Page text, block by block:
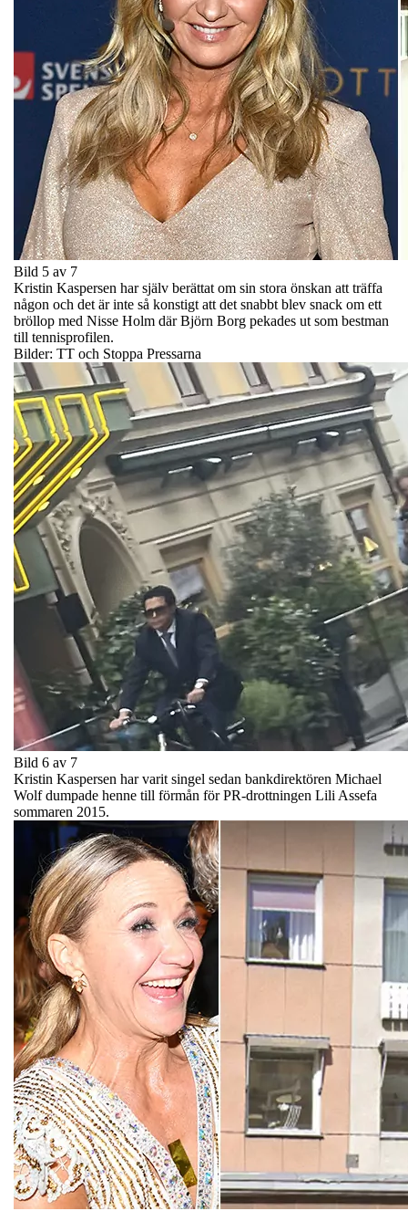
Bild 5 av 7
Kristin Kaspersen har själv berättat om sin stora önskan att träffa
någon och det är inte så konstigt att det snabbt blev snack om ett
bröllop med Nisse Holm där Björn Borg pekades ut som bestman
till tennisprofilen.
Bilder: TT och Stoppa Pressarna
Bild 6 av 7
Kristin Kaspersen har varit singel sedan bankdirektören Michael
Wolf dumpade henne till förmån för PR-drottningen Lili Assefa
sommaren 2015.